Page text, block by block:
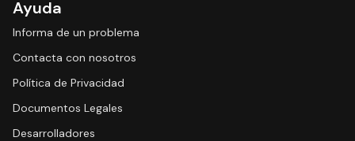
Ayuda
Informa de un problema
Contacta con nosotros
Política de Privacidad
Documentos Legales
Desarrolladores